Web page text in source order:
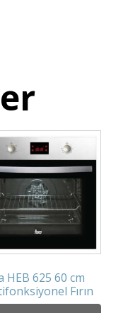
HEB 625 60 cm
Fırın